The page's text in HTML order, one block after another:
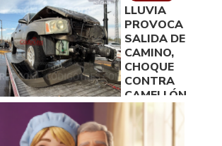
LLUVIA
PROVOCA
SALIDA DE
CAMINO,
CHOQUE
CONTRA
CAMELLÓN,
DERRIBO DE
DOS
ARBOTANTES